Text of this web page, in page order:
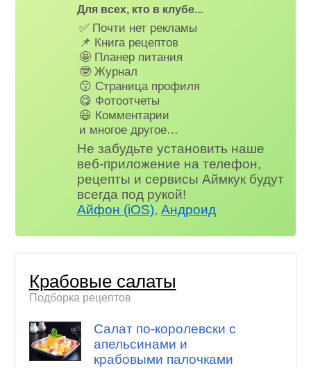
Для всех, кто в клубе...
✅ Почти нет рекламы
📌 Книга рецептов
🤩 Планер питания
🤓 Журнал
😗 Страница профиля
😋 Фотоотчеты
😃 Комментарии
и многое другое…
Не забудьте установить наше
веб-приложение на телефон,
рецепты и сервисы Аймкук будут
всегда под рукой!
Айфон (iOS),Андроид
Крабовые салаты
Подборка рецептов
Салат по-королевски с
апельсинами и
крабовыми палочками